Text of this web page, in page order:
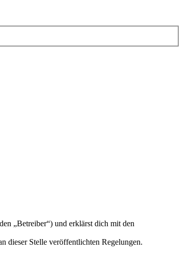
„Betreiber“) und erklärst dich mit den
dieser Stelle veröffentlichten Regelungen.